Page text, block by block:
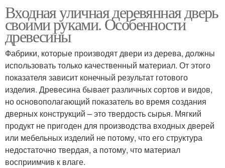
Входная уличная деревянная дверь
своими руками. Особенности
древесины
Фабрики, которые производят двери из дерева, должны
использовать только качественный материал. От этого
показателя зависит конечный результат готового
изделия. Древесина бывает различных сортов и видов,
но основополагающий показатель во время создания
дверных конструкций – это твердость сырья. Мягкий
продукт не пригоден для производства входных дверей
или мебельных изделий не потому, что его структура
недостаточно твердая, а потому, что материал
восприимчив к влаге.